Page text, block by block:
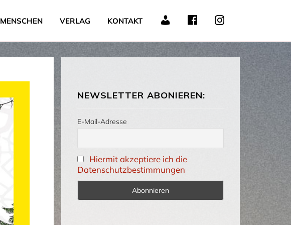
MENSCHEN VERLAG KONTAKT
NEWSLETTER ABONIEREN:
E-Mail-Adresse
Hiermit akzeptiere ich die
Datenschutzbestimmungen